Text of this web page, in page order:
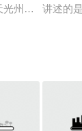
光州民主化运动
讲述的